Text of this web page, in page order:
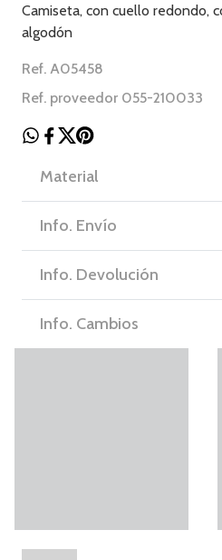
Camiseta, con cuello redondo,
algodón
Ref. A05458
Ref. proveedor 055-210033
Material
Info. Envío
Info. Devolución
Info. Cambios